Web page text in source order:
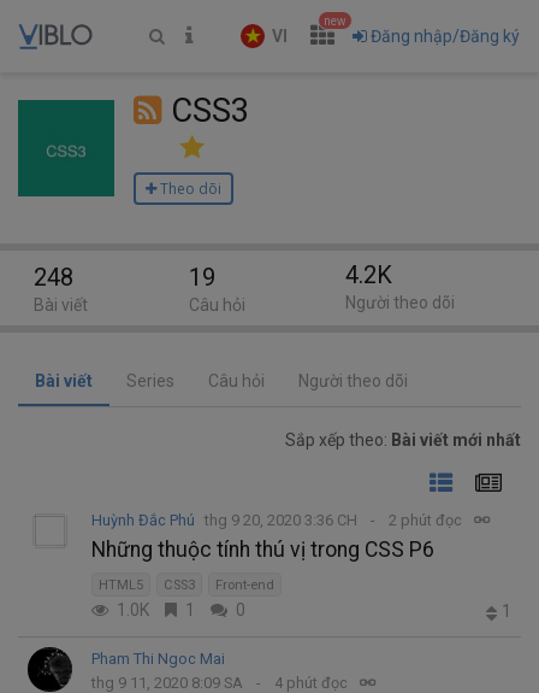
VI
new
Đăng nhập/Đăng ký
CSS3
Theo dõi
Bài viết Series Câu hỏi Người theo dõi
Sắp xếp theo: Bài viết mới nhất
Huỳnh Đắc Phú thg 9 20, 2020 3:36 CH 2 phút đọc
Những thuộc tính thú vị trong CSS P6
HTML5 CSS3 Front-end
1.0K 1 0 1
Pham Thi Ngoc Mai
thg 9 11, 2020 8:09 SA
4 phút đọc
248
Bài viết
19
Câu hỏi
4.2K
Người theo dõi